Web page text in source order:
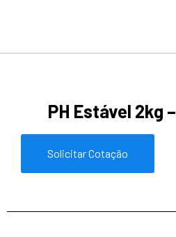
PH Estável 2kg
Solicitar Cotação